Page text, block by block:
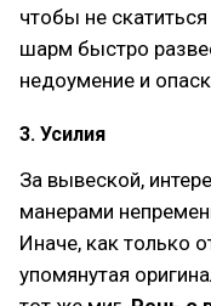
чтобы не
шарм быстро
недоумение и
3. Усилия
За вывеской,
манерами
Иначе, как только
упомянутая